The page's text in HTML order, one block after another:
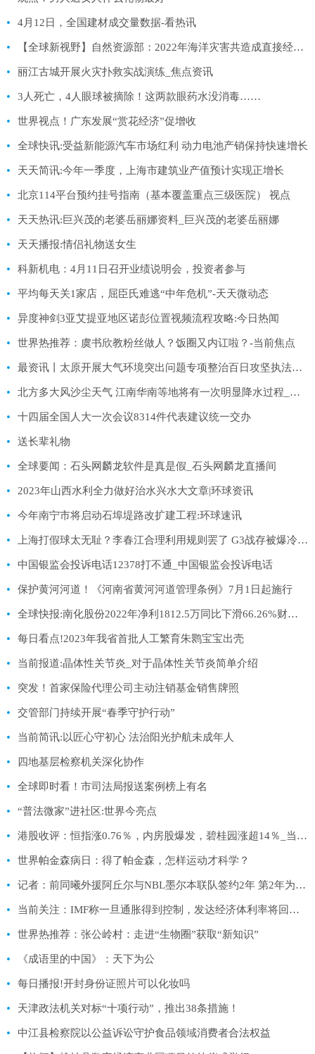
4月12日，全国建材成交量数据-看热讯
【全球新视野】自然资源部：2022年海洋灾害共造成直接经济损失24.1亿元
丽江古城开展火灾扑救实战演练_焦点资讯
3人死亡，4人眼球被摘除！这两款眼药水没消毒……
世界视点！广东发展“赏花经济”促增收
全球快讯:受益新能源汽车市场红利 动力电池产销保持快速增长
天天简讯:今年一季度，上海市建筑业产值预计实现正增长
北京114平台预约挂号指南（基本覆盖重点三级医院） 视点
天天热讯:巨兴茂的老婆岳丽娜资料_巨兴茂的老婆岳丽娜
天天播报:情侣礼物送女生
科新机电：4月11日召开业绩说明会，投资者参与
平均每天关1家店，屈臣氏难逃“中年危机”-天天微动态
异度神剑3亚艾提亚地区诺彭位置视频流程攻略:今日热闻
世界热推荐：虞书欣教粉丝做人？饭圈又内讧啦？-当前焦点
最资讯丨太原开展大气环境突出问题专项整治百日攻坚执法行动
北方多大风沙尘天气 江南华南等地将有一次明显降水过程_环球即时看
十四届全国人大一次会议8314件代表建议统一交办
送长辈礼物
全球要闻：石头网麟龙软件是真是假_石头网麟龙直播间
2023年山西水利全力做好治水兴水大文章|环球资讯
今年南宁市将启动石埠堤路改扩建工程:环球速讯
上海打假球太无耻？李春江合理利用规则罢了 G3战存被爆冷可能:环球最资讯
中国银监会投诉电话12378打不通_中国银监会投诉电话
保护黄河河道！《河南省黄河河道管理条例》7月1日起施行
全球快报:南化股份2022年净利1812.5万同比下滑66.26%财务总监李晓晨薪酬34.75万
每日看点!2023年我省首批人工繁育朱鹮宝宝出壳
当前报道:晶体性关节炎_对于晶体性关节炎简单介绍
突发！首家保险代理公司主动注销基金销售牌照
交管部门持续开展“春季守护行动”
当前简讯:以匠心守初心 法治阳光护航未成年人
四地基层检察机关深化协作
全球即时看！市司法局报送案例榜上有名
“普法微家”进社区:世界今亮点
港股收评：恒指涨0.76％，内房股爆发，碧桂园涨超14％_当前独家
世界帕金森病日：得了帕金森，怎样运动才科学？
记者：前同曦外援阿丘尔与NBL墨尔本联队签约2年 第2年为球员选项
当前关注：IMF称一旦通胀得到控制，发达经济体利率将回归疫情前低位！
世界热推荐：张公岭村：走进“生物圈”获取“新知识”
《成语里的中国》：天下为公
每日播报!开封身份证照片可以化妆吗
天津政法机关对标“十项行动”，推出38条措施！
中江县检察院以公益诉讼守护食品领域消费者合法权益